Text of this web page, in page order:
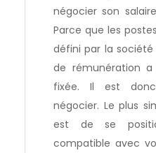
négocier son
Parce que les
défini par la
de rémunération
fixée. Il est donc
négocier. Le plus
est de se
compatible avec